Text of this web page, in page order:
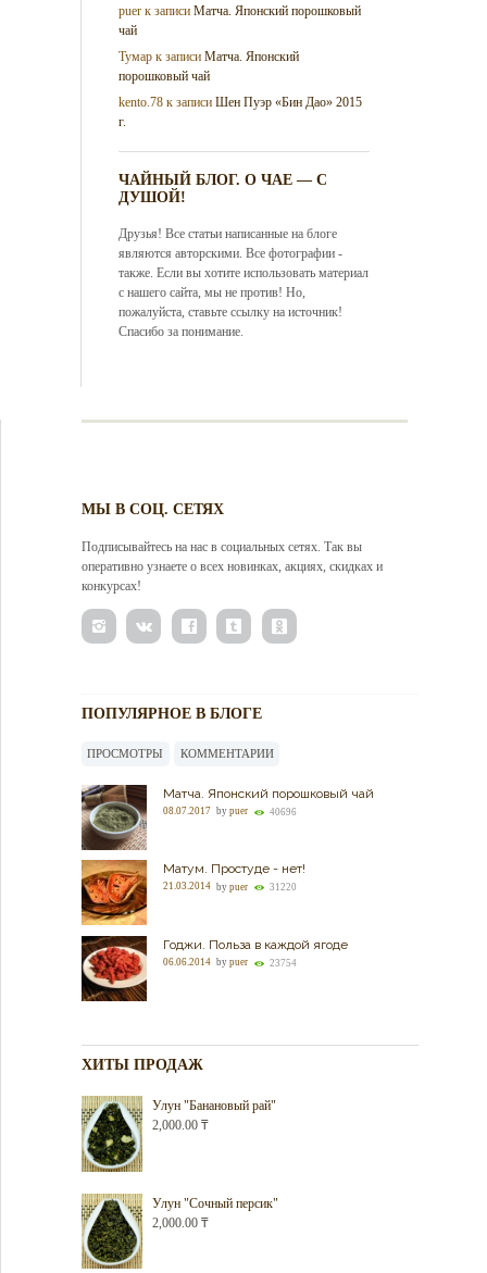
puer к записиМатча. Японский порошковый
чай
Тумар к записиМатча. Японский
порошковый чай
kento.78 к записиШен Пуэр «Бин Дао» 2015
г.
ЧАЙНЫЙ БЛОГ. О ЧАЕ — С
ДУШОЙ!
Друзья! Все статьи написанные на блоге
являются авторскими. Все фотографии -
также. Если вы хотите использовать материал
с нашего сайта, мы не против! Но,
пожалуйста, ставьте ссылку на источник!
Спасибо за понимание.
МЫ В СОЦ. СЕТЯХ
Подписывайтесь на нас в социальных сетях. Так вы
оперативно узнаете о всех новинках, акциях, скидках и
конкурсах!
ПОПУЛЯРНОЕ В БЛОГЕ
ПРОСМОТРЫ КОММЕНТАРИИ
Матча. Японский порошковый чай
08.07.2017 by puer 40696
Матум. Простуде - нет!
21.03.2014 by puer 31220
Годжи. Польза в каждой ягоде
06.06.2014 by puer 23754
ХИТЫ ПРОДАЖ
Улун "Банановый рай"
2,000.00 ₸
Улун "Сочный персик"
2,000.00 ₸